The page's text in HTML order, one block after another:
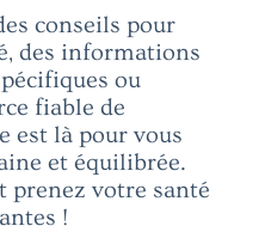
conseils pour
des informations
ou
fiable de
est là pour vous
et équilibrée.
prenez votre santé
!